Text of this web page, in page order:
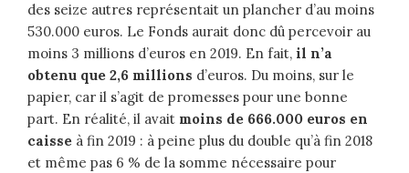
des seize autres représentait un plancher d’au moins
530.000 euros. Le Fonds aurait donc dû percevoir au
moins 3 millions d’euros en 2019. En fait, il n’a
obtenu que 2,6 millions d’euros. Du moins, sur le
papier, car il s’agit de promesses pour une bonne
part. En réalité, il avait moins de 666.000 euros en
caisse à fin 2019 : à peine plus du double qu’à fin 2018
et même pas 6 % de la somme nécessaire pour